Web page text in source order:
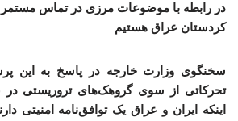
در رابطه با موضوعات مرزی در تماس مستمر
کردستان عراق هستیم
سخنگوی وزارت خارجه در پاسخ به این
تحرکاتی از سوی گروهک‌های تروریستی در
اینکه ایران و عراق یک توافق‌نامه امنیتی